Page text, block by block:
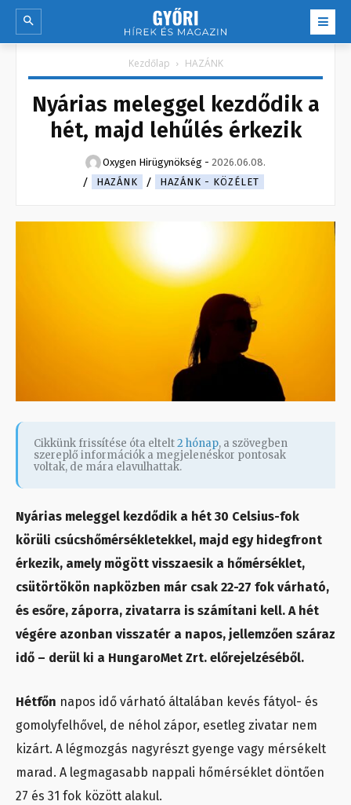
Kezdőlap HAZÁNK
Nyárias meleggel kezdődik a
hét, majd lehűlés érkezik
Oxygen Hirügynökség - 2026.06.08.
HAZÁNK
HAZÁNK - KÖZÉLET
Cikkünk frissítése óta eltelt2 hónap, a szövegben
szereplő információk a megjelenéskor pontosak
voltak, de mára elavulhattak.
Nyárias meleggel kezdődik a hét 30 Celsius-fok
körüli csúcshőmérsékletekkel, majd egy hidegfront
érkezik, amely mögött visszaesik a hőmérséklet,
csütörtökön napközben már csak 22-27 fok várható,
és esőre, záporra, zivatarra is számítani kell. A hét
végére azonban visszatér a napos, jellemzően száraz
idő – derül ki a HungaroMet Zrt. előrejelzéséből.
Hétfőn napos idő várható általában kevés fátyol- és
gomolyfelhővel, de néhol zápor, esetleg zivatar nem
kizárt. A légmozgás nagyrészt gyenge vagy mérsékelt
marad. A legmagasabb nappali hőmérséklet döntően
27 és 31 fok között alakul.